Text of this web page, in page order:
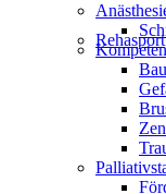
Rehasport